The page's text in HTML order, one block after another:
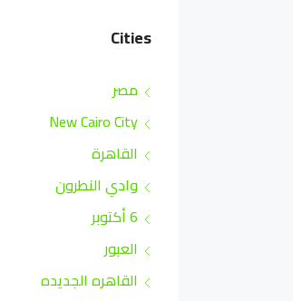
Cities
مصر
New Cairo City
القاهرة
وادي النطرون
6 أكتوبر
العبور
القاهره الجديده